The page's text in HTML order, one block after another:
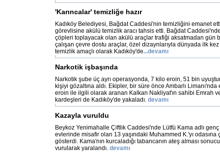
'Karıncalar' temizliğe hazır
Kadıköy Belediyesi, Bağdat Caddesi'nin temizliğini emanet
görevlisine akülü temizlik aracı tahsis etti. Bağdat
çöpleri toplayacak olan akülü araçlar trafiği aksatmadan gün
çalışan çevre dostu araçlar, özel dizaynlarıyla dünyada ilk kez
temizlik amaçlı olarak Kadıköy'de...devamı
Narkotik işbaşında
Narkotik şube üç ayrı operasyonda, 7 kilo eroin, 51 bin
kişiyi gözaltına aldı. Ekipler, bir süre önce Ambarlı
eroin ile ilgili olarak aranan Kalkan Nakliyat'ın sahibi Emrah
kardeşleri de Kadıköy'de yakaladı. devamı
Kazayla vuruldu
Beykoz Yenimahalle Çiftlik Caddesi'nde Lütfü Kama adlı
evlerinde misafir olan 13 yaşındaki Muhammed K.'yı odasına
gösterdi. Kama'nın kurcaladığı tabancanın ateş alması
vurularak yaralandı. devamı